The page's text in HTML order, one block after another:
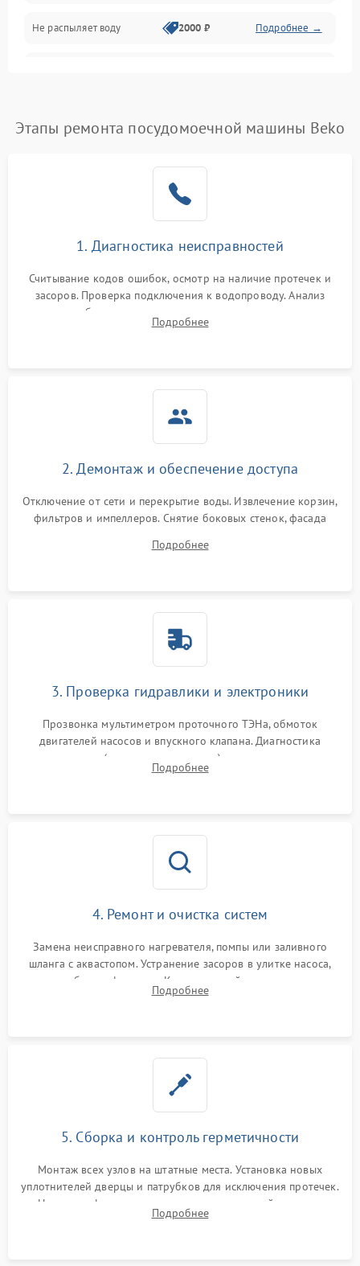
Программное обеспечение
Не распыляет воду 2000 ₽ Подробнее →
воды
1800 ₽ Подробнее →
Проблемы с
Этапы ремонта посудомоечной машины Beko
1. Диагностика неисправностей
Считывание кодов ошибок, осмотр на наличие протечек и
засоров. Проверка подключения к водопроводу. Анализ
жалоб на отсутствие слива, нагрева, вращения
разбрызгивателей или срабатывание системы защиты
Подробнее
2. Демонтаж и обеспечение доступа
Отключение от сети и перекрытие воды. Извлечение корзин,
фильтров и импеллеров. Снятие боковых стенок, фасада
циркуляционному насосу, ТЭНу и сливной помпе.
Подробнее
3. Проверка гидравлики и электроники
Прозвонка мультиметром проточного ТЭНа, обмоток
двигателей насосов и впускного клапана. Диагностика
прессостата (датчика уровня воды), датчика мутности,
концевика дверцы и электронного модуля управления.
Подробнее
4. Ремонт и очистка систем
Замена неисправного нагревателя, помпы или заливного
шланга с аквастопом. Устранение засоров в улитке насоса,
патрубках и фильтрах. Компонентный ремонт платы
управления, восстановление поврежденной проводки.
Подробнее
5. Сборка и контроль герметичности
Монтаж всех узлов на штатные места. Установка новых
уплотнителей дверцы и патрубков для исключения протечек.
Надежная фиксация хомутов гидравлической системы,
сборка корпуса и установка датчика поплавка.
Подробнее